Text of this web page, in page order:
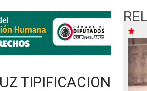
TIPIFICACION